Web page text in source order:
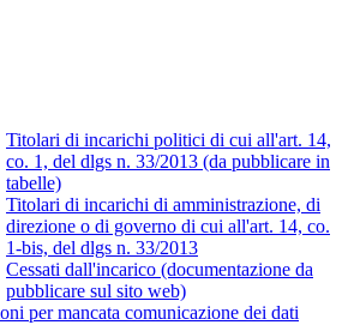
Titolari di incarichi politici di cui all'art. 14,
co. 1, del dlgs n. 33/2013 (da pubblicare in
tabelle)
Titolari di incarichi di amministrazione, di
direzione o di governo di cui all'art. 14, co.
1-bis, del dlgs n. 33/2013
Cessati dall'incarico (documentazione da
pubblicare sul sito web)
per mancata comunicazione dei dati